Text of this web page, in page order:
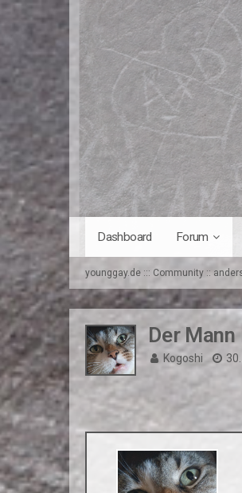
Dashboard Forum
younggay.de ::: Community ::
Der
Kogoshi